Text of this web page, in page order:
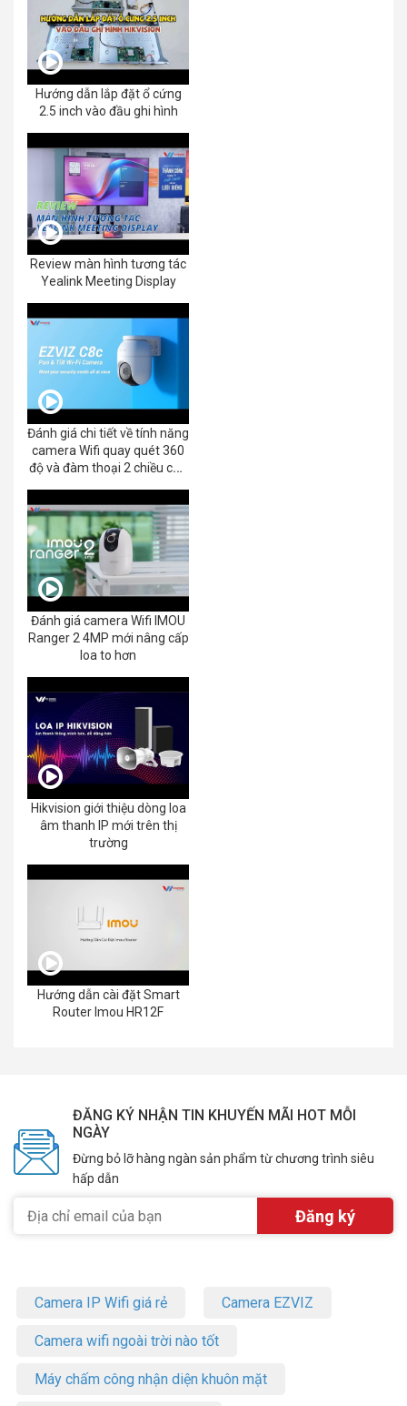
Hướng dẫn lắp đặt ổ cứng
2.5 inch vào đầu ghi hình
Review màn hình tương tác
Yealink Meeting Display
Đánh giá chi tiết về tính năng
camera Wifi quay quét 360
độ và đàm thoại 2 chiều của
Đánh giá camera Wifi IMOU
Ranger 2 4MP mới nâng cấp
loa to hơn
Hikvision giới thiệu dòng loa
âm thanh IP mới trên thị
trường
Hướng dẫn cài đặt Smart
Router Imou HR12F
ĐĂNG KÝ NHẬN TIN KHUYẾN MÃI HOT MỖI
NGÀY
Đừng bỏ lỡ hàng ngàn sản phẩm từ chương trình siêu
hấp dẫn
Camera IP Wifi giá rẻ Camera EZVIZ
Camera wifi ngoài trời nào tốt
Máy chấm công nhận diện khuôn mặt